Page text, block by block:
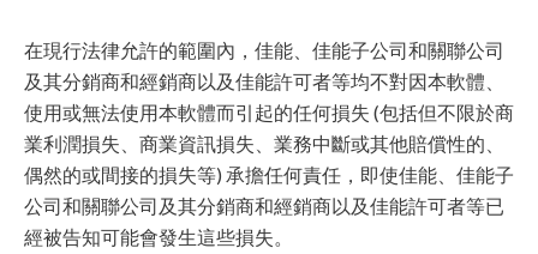
在現行法律允許的範圍內，佳能、佳能子公司和關聯公司
及其分銷商和經銷商以及佳能許可者等均不對因本軟體、
使用或無法使用本軟體而引起的任何損失 (包括但不限於商
業利潤損失、商業資訊損失、業務中斷或其他賠償性的、
偶然的或間接的損失等) 承擔任何責任，即使佳能、佳能子
公司和關聯公司及其分銷商和經銷商以及佳能許可者等已
經被告知可能會發生這些損失。